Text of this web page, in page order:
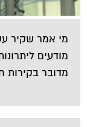
מי אמר שקיר
מודעים
מדובר